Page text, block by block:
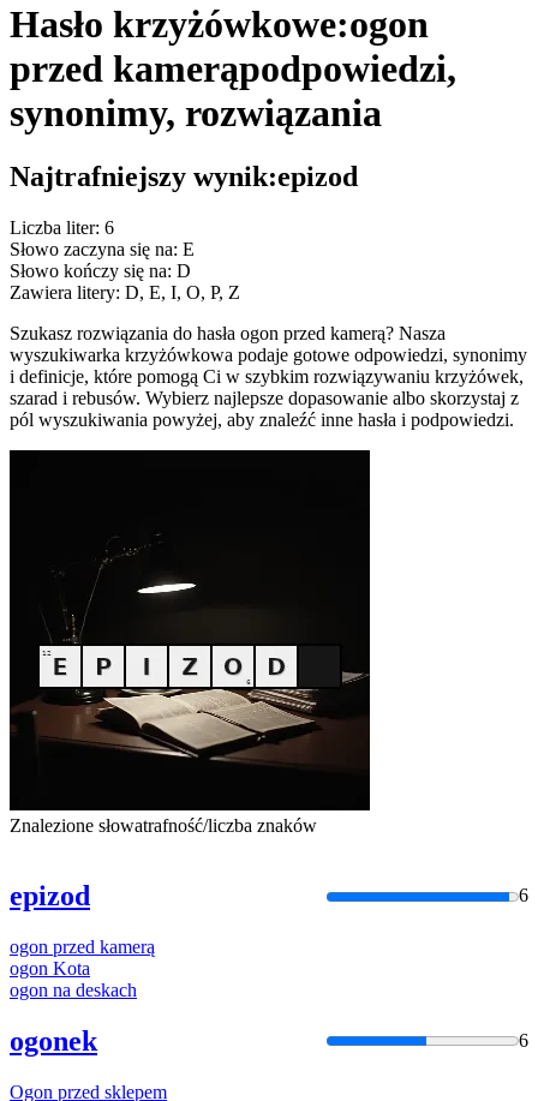
Hasło krzyżówkowe:ogon
przed kamerąpodpowiedzi,
synonimy, rozwiązania
Najtrafniejszy wynik:epizod
Liczba liter: 6
Słowo zaczyna się na: E
Słowo kończy się na: D
Zawiera litery: D, E, I, O, P, Z
Szukasz rozwiązania do hasła ogon przed kamerą? Nasza
wyszukiwarka krzyżówkowa podaje gotowe odpowiedzi, synonimy
i definicje, które pomogą Ci w szybkim rozwiązywaniu krzyżówek,
szarad i rebusów. Wybierz najlepsze dopasowanie albo skorzystaj z
pól wyszukiwania powyżej, aby znaleźć inne hasła i podpowiedzi.
Znalezione słowatrafność/liczba znaków
epizod 6
ogon przed kamerą
ogon Kota
ogon na deskach
ogonek 6
Ogon przed sklepem